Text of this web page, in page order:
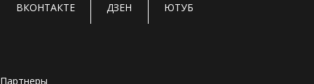
ВКОНТАКТЕ ДЗЕН ЮТУБ
Партнеры